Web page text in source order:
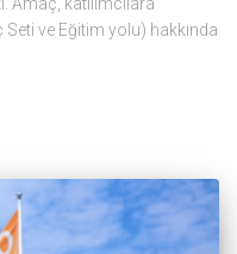
Amaç, katılımcılara
ve Eğitim yolu) hakkında